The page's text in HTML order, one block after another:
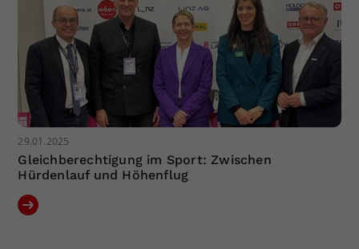
29.01.2025
Gleichberechtigung im Sport: Zwischen
Hürdenlauf und Höhenflug